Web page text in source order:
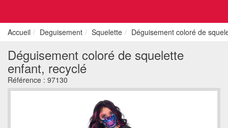
Accueil Deguisement Squelette Déguisement coloré de
Déguisement coloré de squelette
enfant, recyclé
Référence : 97130